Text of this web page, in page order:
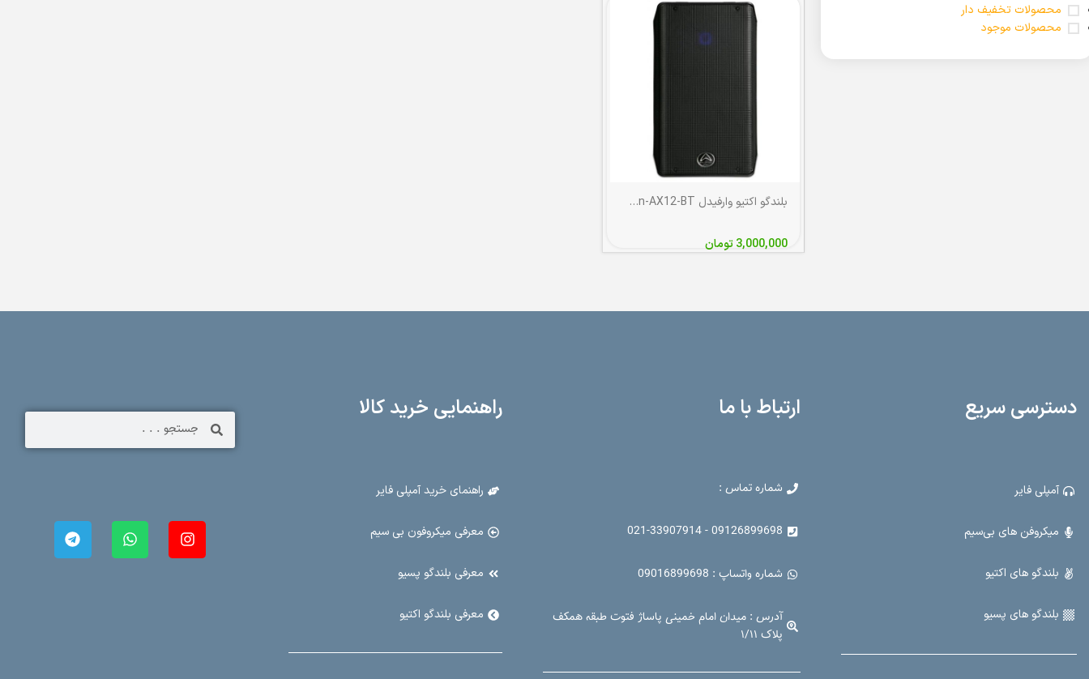
محصولات تخفیف دار
محصولات موجود
بلندگو اکتیو وارفیدل WHARFEDALE Typhon-AX12-BT
3,000,000تومان
دسترسی سریع
آمپلی فایر
میکروفن های بی‌سیم
بلندگو های اکتیو
بلندگو های پسیو
ارتباط با ما
شماره تماس :
09126899698 - 021-33907914
شماره واتساپ : 09016899698
آدرس : میدان امام خمینی پاساژ فتوت طبقه همکف
پلاک ۱/۱۱
راهنمایی خرید کالا
راهنمای خرید آمپلی فایر
معرفی میکروفون بی سیم
معرفی بلندگو پسیو
معرفی بلندگو اکتیو